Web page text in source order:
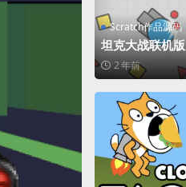
Scratch作品源码
坦克大战联机版
2 年前